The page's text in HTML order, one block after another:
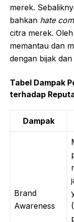
merek.
bahkan hate
citra merek.
memantau dan
dengan bijak
Tabel Dampak
terhadap
Dampak
Brand
Awareness